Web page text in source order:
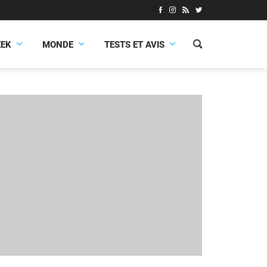
MONDE TESTS ET AVIS